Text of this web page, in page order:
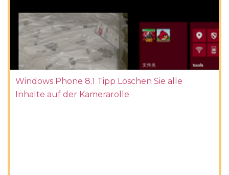
Windows Phone 8.1 Tipp Löschen Sie alle
Inhalte auf der Kamerarolle